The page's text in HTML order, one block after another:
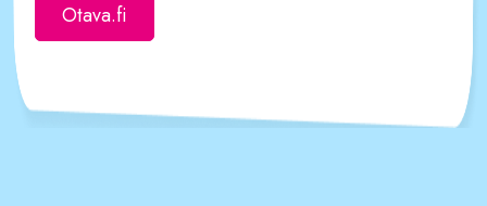
Otava.fi